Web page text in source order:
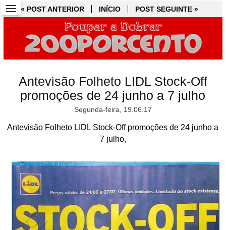
« POST ANTERIOR INÍCIO POST SEGUINTE »
Antevisão Folheto LIDL Stock-Off
promoções de 24 junho a 7 julho
Segunda-feira, 19.06.17
Antevisão Folheto LIDL Stock-Off promoções de 24 junho a
7 julho,
« POST ANTERIOR INÍCIO POST SEGUINTE »